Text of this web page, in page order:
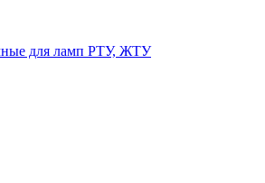
для ламп РТУ, ЖТУ